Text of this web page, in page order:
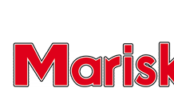
contenido